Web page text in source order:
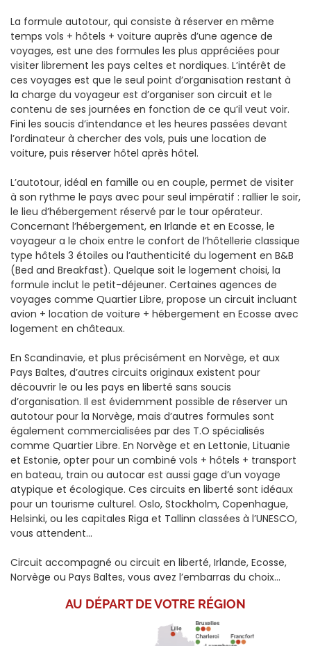
La formule autotour, qui consiste à réserver en même
temps vols + hôtels + voiture auprès d’une agence de
voyages, est une des formules les plus appréciées pour
visiter librement les pays celtes et nordiques. L’intérêt de
ces voyages est que le seul point d’organisation restant à
la charge du voyageur est d’organiser son circuit et le
contenu de ses journées en fonction de ce qu’il veut voir.
Fini les soucis d’intendance et les heures passées devant
l’ordinateur à chercher des vols, puis une location de
voiture, puis réserver hôtel après hôtel.
L’autotour, idéal en famille ou en couple, permet de visiter
à son rythme le pays avec pour seul impératif : rallier le soir,
le lieu d’hébergement réservé par le tour opérateur.
Concernant l’hébergement, en Irlande et en Ecosse, le
voyageur a le choix entre le confort de l’hôtellerie classique
type hôtels 3 étoiles ou l’authenticité du logement en B&B
(Bed and Breakfast). Quelque soit le logement choisi, la
formule inclut le petit-déjeuner. Certaines agences de
voyages comme Quartier Libre, propose un circuit incluant
avion + location de voiture + hébergement en Ecosse avec
logement en châteaux.
En Scandinavie, et plus précisément en Norvège, et aux
Pays Baltes, d’autres circuits originaux existent pour
découvrir le ou les pays en liberté sans soucis
d’organisation. Il est évidemment possible de réserver un
autotour pour la Norvège, mais d’autres formules sont
également commercialisées par des T.O spécialisés
comme Quartier Libre. En Norvège et en Lettonie, Lituanie
et Estonie, opter pour un combiné vols + hôtels + transport
en bateau, train ou autocar est aussi gage d’un voyage
atypique et écologique. Ces circuits en liberté sont idéaux
pour un tourisme culturel. Oslo, Stockholm, Copenhague,
Helsinki, ou les capitales Riga et Tallinn classées à l’UNESCO,
vous attendent...
Circuit accompagné ou circuit en liberté, Irlande, Ecosse,
Norvège ou Pays Baltes, vous avez l’embarras du choix...
AU DÉPART DEVOTRE RÉGION